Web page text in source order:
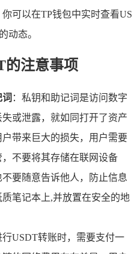
可以在TP钱包中实时查看US
动态。
的注意事项
：私钥和助记词是访问数字
或泄露，就如同打开了资产
带来巨大的损失，用户需要
不要将其存储在联网设备
不要随意告诉他人，防止信息
笔记本上,并放置在安全的地
行USDT转账时，需要支付一